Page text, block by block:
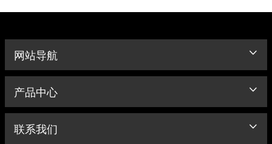
网站导航
产品中心
联系我们